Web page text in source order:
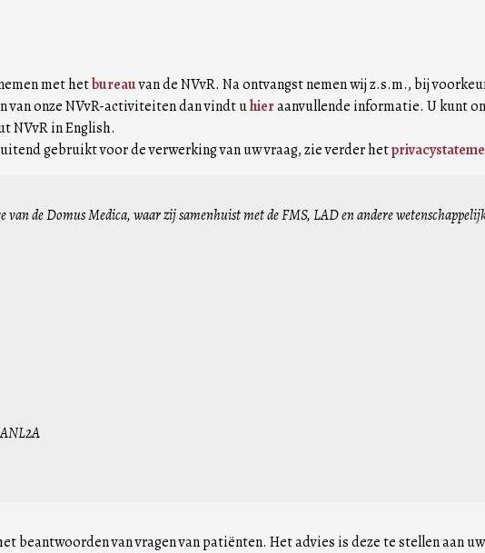
met hetbureauvan de NVvR. Na ontvangst nemen wij z.s.m., bij
van onze NVvR-activiteiten dan vindt uhieraanvullende informatie. U kunt
NVvR in English.
gebruikt voor de verwerking van uw vraag, zie verder het
van de Domus Medica, waar zij samenhuist met de FMS, LAD en andere
beantwoorden van vragen van patiënten. Het advies is deze te stellen aan